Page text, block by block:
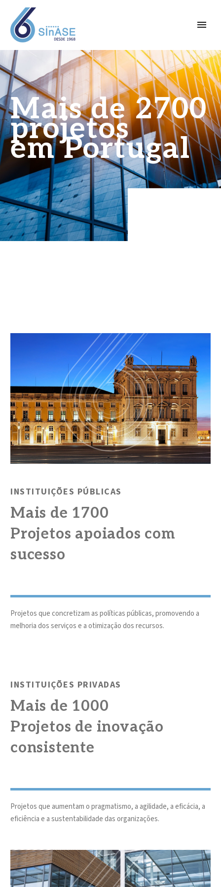
Mais de 2700
projetos
em Portugal
INSTITUIÇÕES PÚBLICAS
Mais de 1700
Projetos apoiados com
sucesso
Projetos que concretizam as políticas públicas, promovendo a
melhoria dos serviços e a otimização dos recursos.
INSTITUIÇÕES PRIVADAS
Mais de 1000
Projetos de inovação
consistente
Projetos que aumentam o pragmatismo, a agilidade, a eficácia, a
eficiência e a sustentabilidade das organizações.